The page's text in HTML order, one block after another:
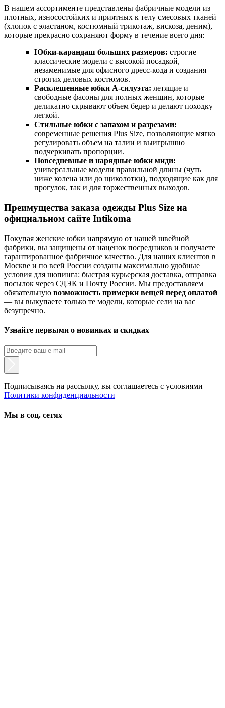
В нашем ассортименте представлены фабричные модели из
плотных, износостойких и приятных к телу смесовых тканей
(хлопок с эластаном, костюмный трикотаж, вискоза, деним),
которые прекрасно сохраняют форму в течение всего дня:
Юбки-карандаш больших размеров: строгие
классические модели с высокой посадкой,
незаменимые для офисного дресс-кода и создания
строгих деловых костюмов.
Расклешенные юбки А-силуэта: летящие и
свободные фасоны для полных женщин, которые
деликатно скрывают объем бедер и делают походку
легкой.
Стильные юбки с запахом и разрезами:
современные решения Plus Size, позволяющие мягко
регулировать объем на талии и выигрышно
подчеркивать пропорции.
Повседневные и нарядные юбки миди:
универсальные модели правильной длины (чуть
ниже колена или до щиколотки), подходящие как для
прогулок, так и для торжественных выходов.
Преимущества заказа одежды Plus Size на
официальном сайте Intikoma
Покупая женские юбки напрямую от нашей швейной
фабрики, вы защищены от наценок посредников и получаете
гарантированное фабричное качество. Для наших клиентов в
Москве и по всей России созданы максимально удобные
условия для шопинга: быстрая курьерская доставка, отправка
посылок через СДЭК и Почту России. Мы предоставляем
обязательную возможность примерки вещей перед оплатой
— вы выкупаете только те модели, которые сели на вас
безупречно.
Узнайте первыми о новинках и скидках
Подписываясь на рассылку, вы соглашаетесь с условиями
Политики конфиденциальности
Мы в соц. сетях